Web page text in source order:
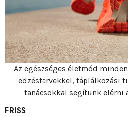
Az egészséges életmód
edzéstervekkel, táplálkozási
tanácsokkal segítünk elérni
FRISS